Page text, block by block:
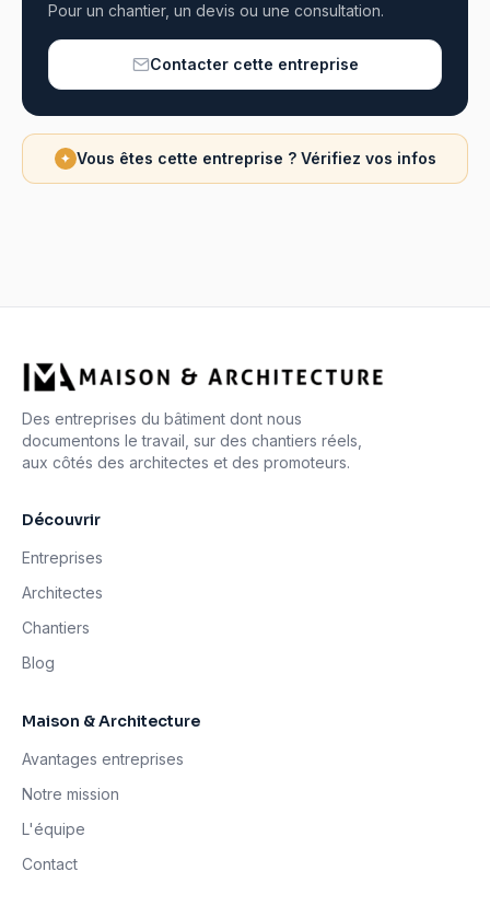
Pour un chantier, un devis ou une consultation.
Contacter cette entreprise
✦ Vous êtes cette entreprise ? Vérifiez vos infos
Des entreprises du bâtiment dont nous
documentons le travail, sur des chantiers réels,
aux côtés des architectes et des promoteurs.
Découvrir
Entreprises
Architectes
Chantiers
Blog
Maison & Architecture
Avantages entreprises
Notre mission
L'équipe
Contact